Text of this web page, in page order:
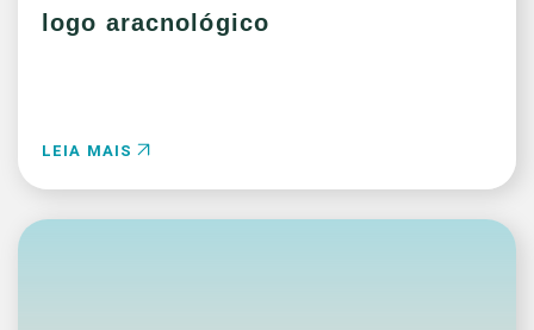
logo aracnológico
LEIA MAIS